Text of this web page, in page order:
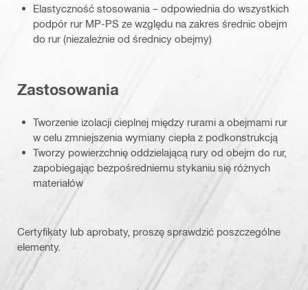
Elastyczność stosowania – odpowiednia do wszystkich
podpór rur MP-PS ze względu na zakres średnic obejm
do rur (niezależnie od średnicy obejmy)
Zastosowania
Tworzenie izolacji cieplnej między rurami a obejmami rur
w celu zmniejszenia wymiany ciepła z podkonstrukcją
Tworzy powierzchnię oddzielającą rury od obejm do rur,
zapobiegając bezpośredniemu stykaniu się różnych
materiałów
Certyfikaty lub aprobaty, proszę sprawdzić poszczególne
elementy.